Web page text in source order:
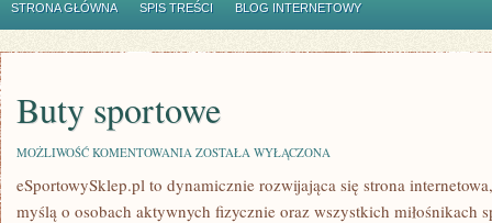
STRONA GŁÓWNA SPIS TREŚCI BLOG INTERNETOWY
Buty sportowe
MOŻLIWOŚĆ KOMENTOWANIA BUTY
ZOSTAŁA WYŁĄCZONA
eSportowySklep.pl to dynamicznie rozwijająca się strona
myślą o osobach aktywnych fizycznie oraz wszystkich miłośnikach